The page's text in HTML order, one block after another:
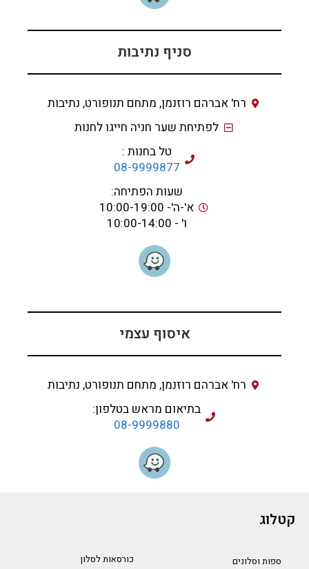
סניף נתיבות
רח' אברהם רוזנמן, מתחם תנופורט, נתיבות
לפתיחת שער חניה חייגו לחנות
טל בחנות :
08-9999877
שעות הפתיחה:
א'-ה'- 10:00-19:00
ו' - 10:00-14:00
איסוף עצמי
רח' אברהם רוזנמן, מתחם תנופורט, נתיבות
בתיאום מראש בטלפון:
08-9999880
קטלוג
ספות וסלונים כורסאות לסלון